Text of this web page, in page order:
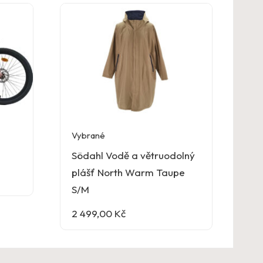
Vybrané
Södahl Vodě a větruodolný
plášť North Warm Taupe
S/M
2 499,00 Kč